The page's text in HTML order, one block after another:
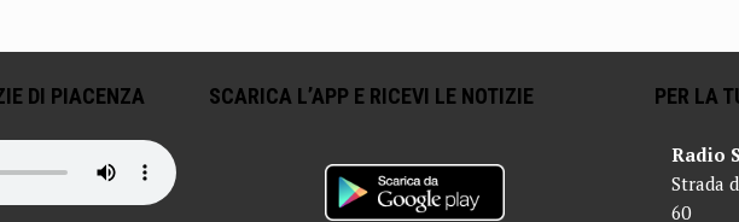
DI PIACENZA SCARICA L’APP E RICEVI LE NOTIZIE PER LA
Radio
Strada
60